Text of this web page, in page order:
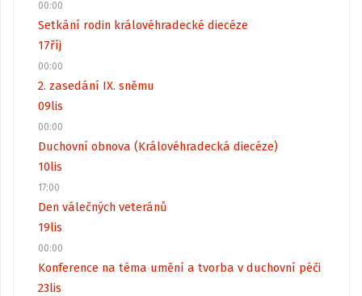
00:00
Setkání rodin královéhradecké diecéze
17říj
00:00
2. zasedání IX. sněmu
09lis
00:00
Duchovní obnova (Královéhradecká diecéze)
10lis
17:00
Den válečných veteránů
19lis
00:00
Konference na téma umění a tvorba v duchovní péči
23lis